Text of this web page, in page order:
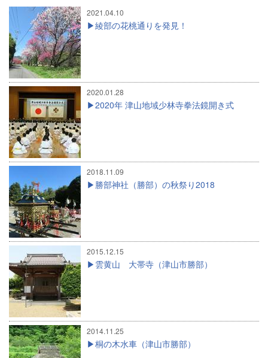
2021.04.10
綾部の花桃通りを発見！
2020.01.28
2020年 津山地域少林寺拳法鏡開き式
2018.11.09
勝部神社（勝部）の秋祭り2018
2015.12.15
雲黄山 大帯寺（津山市勝部）
2014.11.25
桐の木水車（津山市勝部）